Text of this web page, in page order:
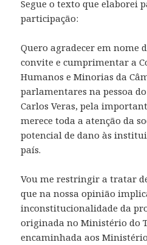
Segue o texto que elaborei
participação:
Quero agradecer em nome
convite e cumprimentar a
Humanos e Minorias da
parlamentares na pessoa
Carlos Veras, pela
merece toda a atenção da
potencial de dano às
país.
Vou me restringir a tratar
que na nossa opinião
inconstitucionalidade da
originada no Ministério do
encaminhada aos